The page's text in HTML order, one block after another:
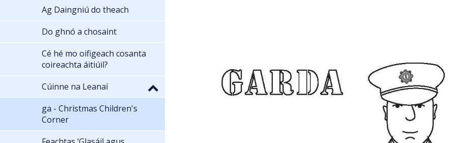
Ag Daingniú do theach
Do ghnó a chosaint
Cé hé mo oifigeach cosanta
coireachta áitiúil?
Cúinne na Leanaí
ga - Christmas Children's
Corner